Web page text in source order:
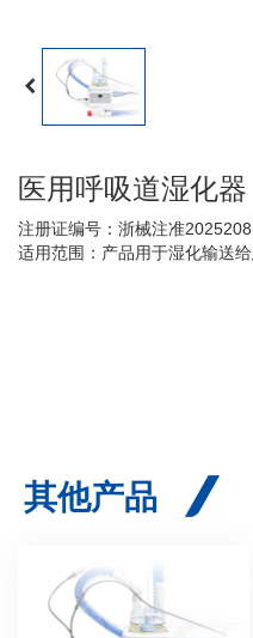
医用呼吸道湿化器
注册证编号：浙械注准
适用范围：产品用于湿化输送给
其他产品